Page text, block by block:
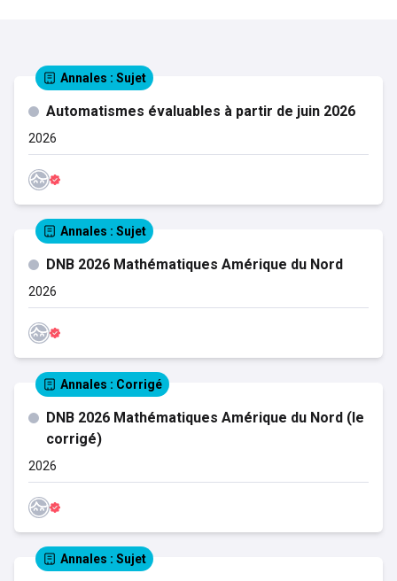
Annales : Sujet
Automatismes évaluables à partir de juin 2026
2026
Annales : Sujet
DNB 2026 Mathématiques Amérique du Nord
2026
Annales : Corrigé
DNB 2026 Mathématiques Amérique du Nord (le
corrigé)
2026
Annales : Sujet